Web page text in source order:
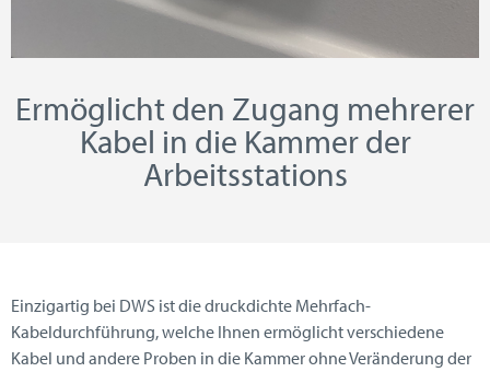
Ermöglicht den Zugang mehrerer
Kabel in die Kammer der
Arbeitsstations
Einzigartig bei DWS ist die druckdichte Mehrfach-
Kabeldurchführung, welche Ihnen ermöglicht verschiedene
Kabel und andere Proben in die Kammer ohne Veränderung der